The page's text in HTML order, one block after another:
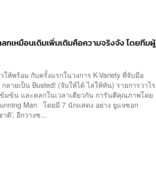
กเหมือนเดิมเพิ่มเติมคือความจริงจัง โดยทีมผู้
ห้พร้อม กับครั้งแรกในวงการ K-Variety ที่จับมือ
ลายเป็น Busted! (จับให้ได้ ไล่ให้ทัน) รายการวาไร
มข้น และตลกในเวลาเดียวกัน การันตีคุณภาพโดย
Man โดยมี 7 นักแสดง อย่าง ยูแจซอก
ติ’, อีกวางซ...